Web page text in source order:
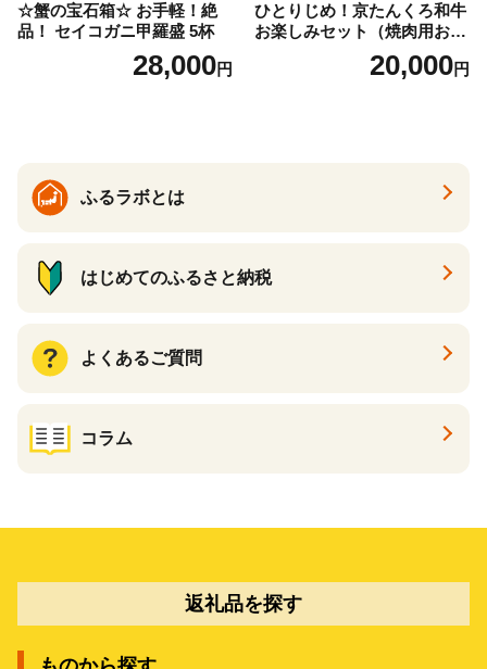
☆蟹の宝石箱☆ お手軽！絶
品！ セイコガニ甲羅盛 5杯
28,000円
ひとりじめ！京たんくろ和牛
お楽しみセット（焼肉用お
肉、ハンバーグ、生ハム、ソ
ーセージ）食べ比べ お試し
20,000円
ふるラボとは
はじめてのふるさと納税
よくあるご質問
コラム
返礼品を探す